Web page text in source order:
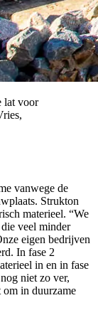
lat voor
vanwege de
Strukton
materieel. “We
veel minder
eigen bedrijven
In fase 2
in en in fase
niet zo ver,
om in duurzame